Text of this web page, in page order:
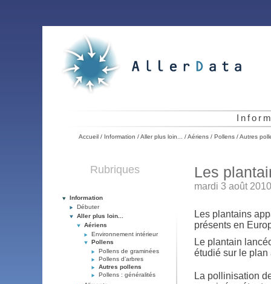
Accueil/ Information /Aller plus loin... /Aériens/ Pollens/Autres
Les
mardi 3 août
Les plantains
présents en
Le plantain
étudié sur le
La pollinisation
Rubriques
Information
Débuter
Aller plus loin...
Aériens
Environnement intérieur
Pollens
Pollens de graminées
Pollens d’arbres
Autres pollens
Pollens : généralités